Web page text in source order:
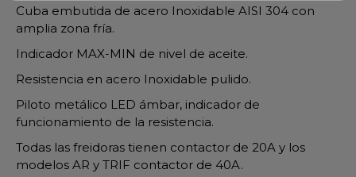
Cuba embutida de acero Inoxidable AISI 304 con
amplia zona fría.
Indicador MAX-MIN de nivel de aceite.
Resistencia en acero Inoxidable pulido.
Piloto metálico LED ámbar, indicador de
funcionamiento de la resistencia.
Todas las freidoras tienen contactor de 20A y los
modelos AR y TRIF contactor de 40A.